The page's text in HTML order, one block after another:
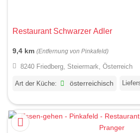
Restaurant Schwarzer Adler
9,4 km (Entfernung von Pinkafeld)
8240 Friedberg, Steiermark, Österreich
Art der Küche: österreichisch